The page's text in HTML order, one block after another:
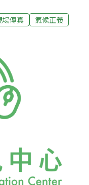
Business)、「奪
候變遷，我們要體
他路線，試圖進入大
和平示威者靠近警
前線的民眾。示威
壇」；多位來自發
談判桌上主要的內
減少毀林及森林退化
場傳真
氣候正義